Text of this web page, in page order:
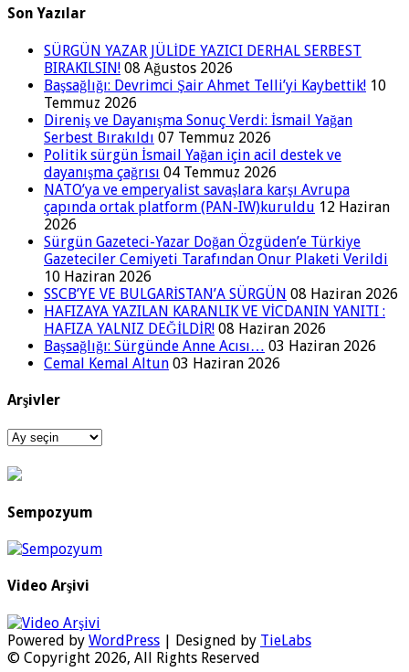
Son Yazılar
SÜRGÜN YAZAR JÜLİDE YAZICI DERHAL SERBEST
BIRAKILSIN! 08 Ağustos 2026
Başsağlığı: Devrimci Şair Ahmet Telli’yi Kaybettik! 10
Temmuz 2026
Direniş ve Dayanışma Sonuç Verdi: İsmail Yağan
Serbest Bırakıldı 07 Temmuz 2026
Politik sürgün İsmail Yağan için acil destek ve
dayanışma çağrısı 04 Temmuz 2026
NATO’ya ve emperyalist savaşlara karşı Avrupa
çapında ortak platform (PAN-IW)kuruldu 12 Haziran
2026
Sürgün Gazeteci-Yazar Doğan Özgüden’e Türkiye
Gazeteciler Cemiyeti Tarafından Onur Plaketi Verildi
10 Haziran 2026
SSCB’YE VE BULGARİSTAN’A SÜRGÜN 08 Haziran 2026
HAFIZAYA YAZILAN KARANLIK VE VİCDANIN YANITI :
HAFIZA YALNIZ DEĞİLDİR! 08 Haziran 2026
Başsağlığı: Sürgünde Anne Acısı… 03 Haziran 2026
Cemal Kemal Altun 03 Haziran 2026
Arşivler
Arşivler
Sempozyum
Video Arşivi
Powered by WordPress | Designed by TieLabs
© Copyright 2026, All Rights Reserved